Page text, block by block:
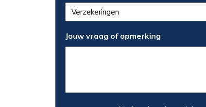
Jouw vraag of opmerking